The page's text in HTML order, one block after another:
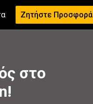
Ζητήστε Προσφορά
στο